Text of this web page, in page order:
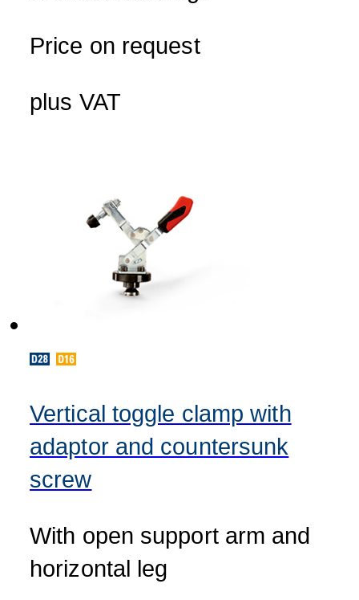
Price on request
plus VAT
Vertical toggle clamp with
adaptor and countersunk
screw
With open support arm and
horizontal leg